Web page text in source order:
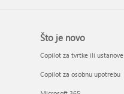
Što je novo
Copilot za tvrtke ili ustanove
Copilot za osobnu upotrebu